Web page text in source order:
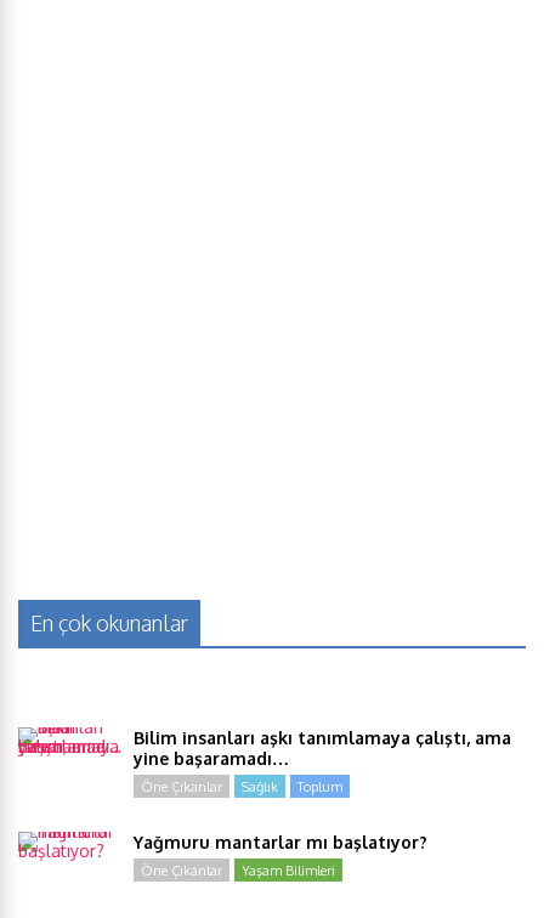
En çok okunanlar
Bilim insanları aşkı tanımlamaya çalıştı, ama
yine başaramadı…
Öne Çıkanlar Sağlık Toplum
Yağmuru mantarlar mı başlatıyor?
Öne Çıkanlar Yaşam Bilimleri